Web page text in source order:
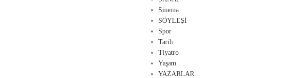
Sinema
SÖYLEŞİ
Spor
Tarih
Tiyatro
Yaşam
YAZARLAR